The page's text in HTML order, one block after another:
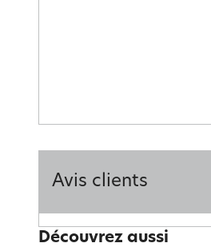
Avis clients
Découvrez aussi